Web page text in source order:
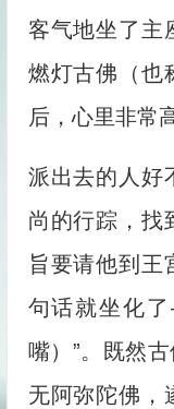
客气地坐了主
燃灯古佛（也
后，心里非常
派出去的人好
尚的行踪，找
旨要请他到王
句话就坐化
嘴）”。既然
无阿弥陀佛，